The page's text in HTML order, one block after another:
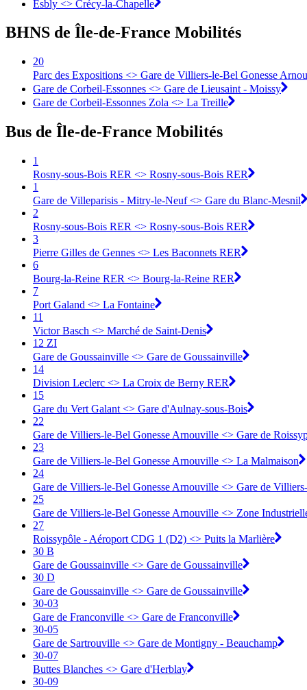
Esbly <> Crécy-la-Chapelle
BHNS de Île-de-France Mobilités
20
Parc des Expositions <> Gare de Villiers-le-Bel Gonesse
Gare de Corbeil-Essonnes <> Gare de Lieusaint - Moissy
Gare de Corbeil-Essonnes Zola <> La Treille
Bus de Île-de-France Mobilités
1
Rosny-sous-Bois RER <> Rosny-sous-Bois RER
1
Gare de Villeparisis - Mitry-le-Neuf <> Gare du Blanc-Mesnil
2
Rosny-sous-Bois RER <> Rosny-sous-Bois RER
3
Pierre Gilles de Gennes <> Les Baconnets RER
6
Bourg-la-Reine RER <> Bourg-la-Reine RER
7
Port Galand <> La Fontaine
11
Victor Basch <> Marché de Saint-Denis
12 ZI
Gare de Goussainville <> Gare de Goussainville
14
Division Leclerc <> La Croix de Berny RER
15
Gare du Vert Galant <> Gare d'Aulnay-sous-Bois
22
Gare de Villiers-le-Bel Gonesse Arnouville <> Gare de
23
Gare de Villiers-le-Bel Gonesse Arnouville <> La Malmaison
24
Gare de Villiers-le-Bel Gonesse Arnouville <> Gare de
25
Gare de Villiers-le-Bel Gonesse Arnouville <> Zone
27
Roissypôle - Aéroport CDG 1 (D2) <> Puits la Marlière
30 B
Gare de Goussainville <> Gare de Goussainville
30 D
Gare de Goussainville <> Gare de Goussainville
30-03
Gare de Franconville <> ︎Gare de Franconville
30-05
Gare de Sartrouville <> ︎Gare de Montigny - Beauchamp
30-07
Buttes Blanches <> ︎Gare d'Herblay
30-09